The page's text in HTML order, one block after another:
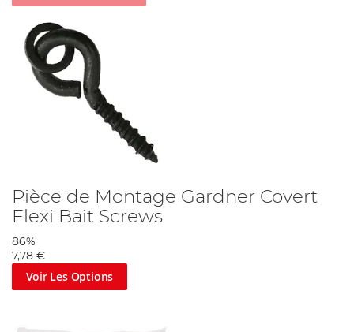
Gardner vous donnera un rendement maximal. Parmi les amis de
Gardner figurent certains des pêcheurs de carpes les plus
prolifiques du Royaume-Uni, qui sont toujours prêts à aider
Gardner à n'importe quel stade de son processus intensif de
développement de produits.
Angling Direct : Serious about your fishing…
Pièce de Montage Gardner Covert
Flexi Bait Screws
86%
7,78 €
Voir Les Options